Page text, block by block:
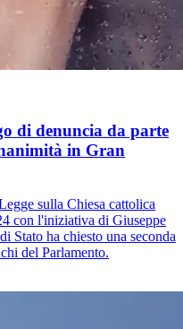
di denuncia da parte
in Gran
sulla Chiesa cattolica
con l'iniziativa di Giuseppe
Stato ha chiesto una seconda
del Parlamento.